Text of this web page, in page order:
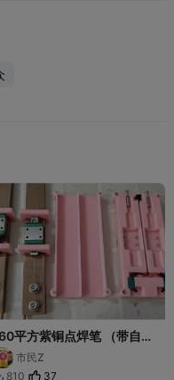
平方紫铜点焊笔 （带自动
发）市民Z
810 37